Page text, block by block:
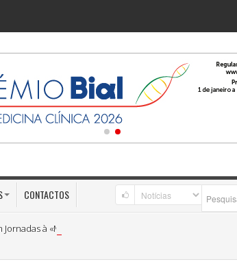
CONTACTOS
à «Medicina Preventiva»